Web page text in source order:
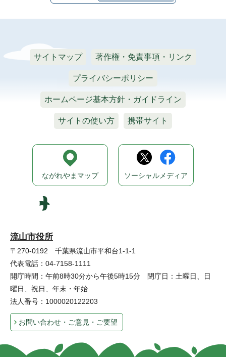
サイトマップ 著作権・免責事項・リンク
プライバシーポリシー
ホームページ基本方針・ガイドライン
サイトの使い方 携帯サイト
流山市役所
〒270-0192 千葉県流山市平和台1-1-1
代表電話：04-7158-1111
開庁時間：午前8時30分から午後5時15分 閉庁日：土曜日、日
曜日、祝日、年末・年始
法人番号：1000020122203
お問い合わせ・ご意見・ご要望
ながれやまマップ ソーシャルメディア